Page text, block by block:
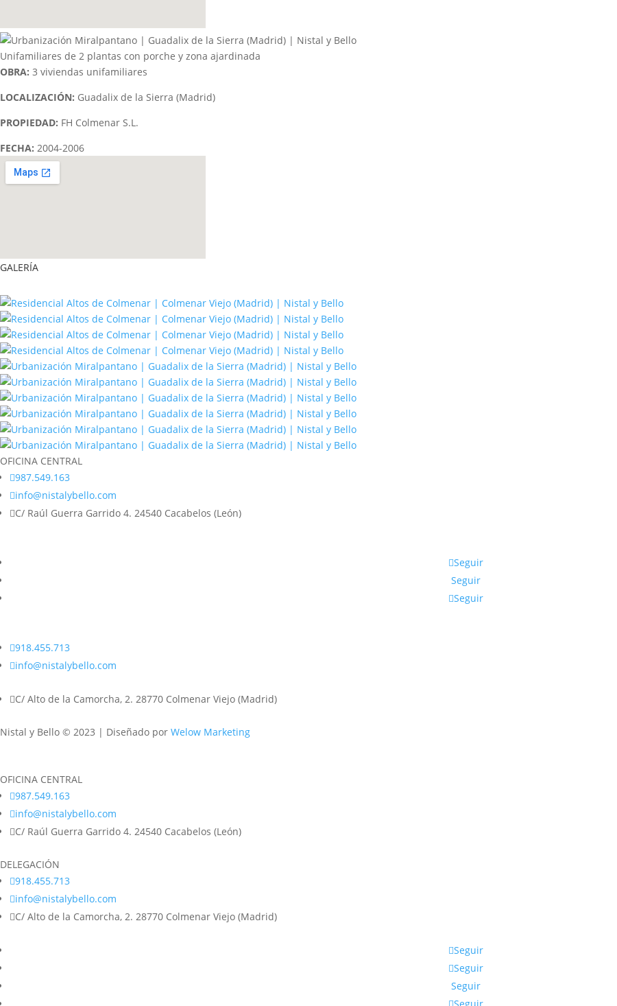
Unifamiliares de 2 plantas con porche y zona ajardinada
OBRA: 3 viviendas unifamiliares
LOCALIZACIÓN: Guadalix de la Sierra (Madrid)
PROPIEDAD: FH Colmenar S.L.
FECHA: 2004-2006
GALERÍA
OFICINA CENTRAL
987.549.163
info@nistalybello.com
C/ Raúl Guerra Garrido 4. 24540 Cacabelos (León)
Seguir
Seguir
Seguir
918.455.713
info@nistalybello.com
C/ Alto de la Camorcha, 2. 28770 Colmenar Viejo (Madrid)
Nistal y Bello © 2023 | Diseñado por Welow Marketing
OFICINA CENTRAL
987.549.163
info@nistalybello.com
C/ Raúl Guerra Garrido 4. 24540 Cacabelos (León)
DELEGACIÓN
918.455.713
info@nistalybello.com
C/ Alto de la Camorcha, 2. 28770 Colmenar Viejo (Madrid)
Seguir
Seguir
Seguir